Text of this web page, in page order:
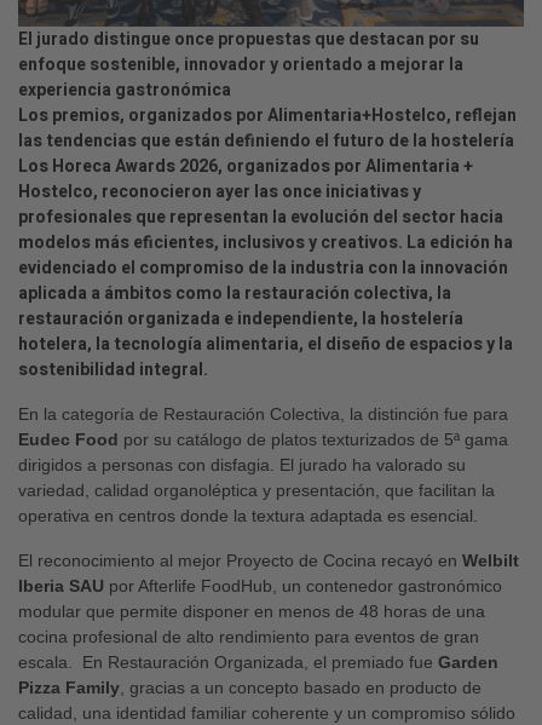
El jurado distingue once propuestas que destacan por su
enfoque sostenible, innovador y orientado a mejorar la
experiencia gastronómica
Los premios, organizados por Alimentaria+Hostelco, reflejan
las tendencias que están definiendo el futuro de la hostelería
Los Horeca Awards 2026, organizados por Alimentaria +
Hostelco, reconocieron ayer las once iniciativas y
profesionales que representan la evolución del sector hacia
modelos más eficientes, inclusivos y creativos. La edición ha
evidenciado el compromiso de la industria con la innovación
aplicada a ámbitos como la restauración colectiva, la
restauración organizada e independiente, la hostelería
hotelera, la tecnología alimentaria, el diseño de espacios y la
sostenibilidad integral.
En la categoría de Restauración Colectiva, la distinción fue para
Eudec Food por su catálogo de platos texturizados de 5ª gama
dirigidos a personas con disfagia. El jurado ha valorado su
variedad, calidad organoléptica y presentación, que facilitan la
operativa en centros donde la textura adaptada es esencial.
El reconocimiento al mejor Proyecto de Cocina recayó en Welbilt
Iberia SAU por Afterlife FoodHub, un contenedor gastronómico
modular que permite disponer en menos de 48 horas de una
cocina profesional de alto rendimiento para eventos de gran
escala. En Restauración Organizada, el premiado fue Garden
Pizza Family, gracias a un concepto basado en producto de
calidad, una identidad familiar coherente y un compromiso sólido